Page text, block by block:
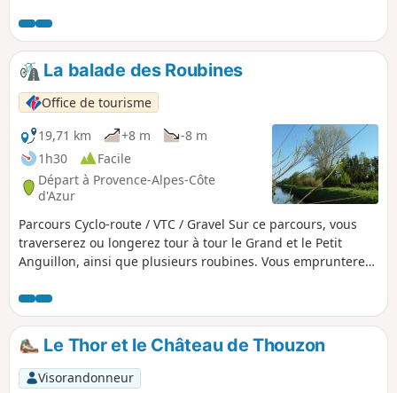
La balade des Roubines
Office de tourisme
19,71 km
+8 m
-8 m
1h30
Facile
Départ à Provence-Alpes-Côte
d'Azur
Parcours Cyclo-route / VTC / Gravel Sur ce parcours, vous
traverserez ou longerez tour à tour le Grand et le Petit
Anguillon, ainsi que plusieurs roubines. Vous emprunterez
vent dans les canié et le murmure de l'eau aux cascades
des martelièro. Vous découvrirez la spécificité de cette terre
: une zone marécageuse devenue cultivable et habitable
grâce à un maillage de canaux et de roubines, construit au
fil des siècles, qui permet de sécuriser, d'assainir et
Le Thor et le Château de Thouzon
Visorandonneur